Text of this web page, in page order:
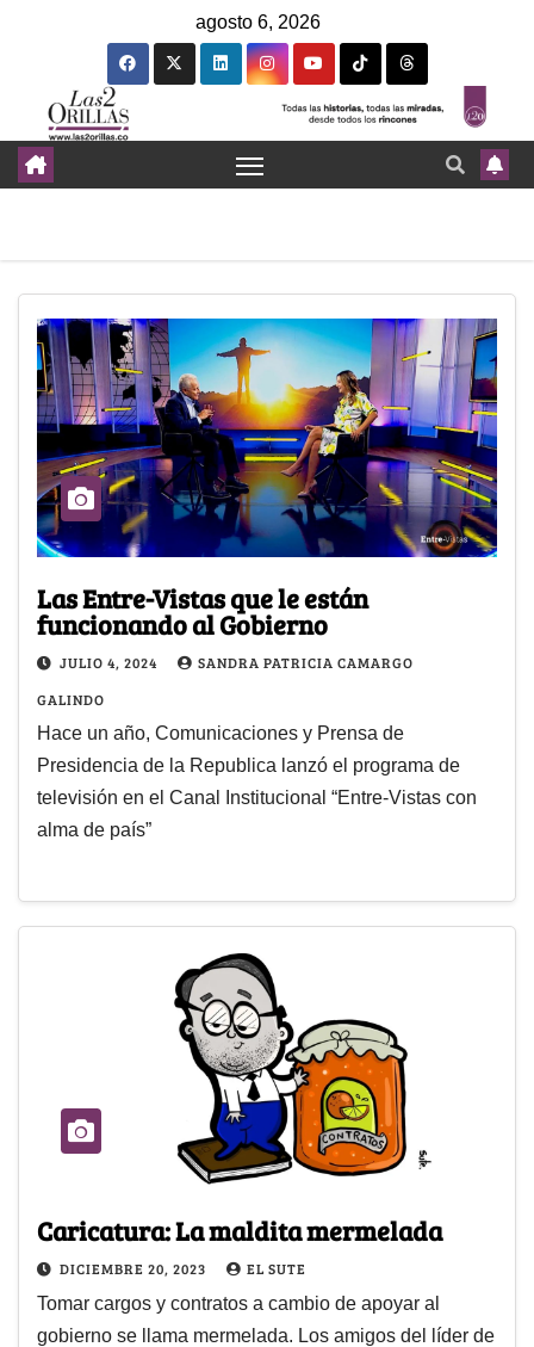
agosto 6, 2026
Las Entre-Vistas que le están
funcionando al Gobierno
JULIO 4, 2024
SANDRA PATRICIA CAMARGO
GALINDO
Hace un año, Comunicaciones y Prensa de
Presidencia de la Republica lanzó el programa de
televisión en el Canal Institucional “Entre-Vistas con
alma de país”
Caricatura: La maldita mermelada
DICIEMBRE 20, 2023 EL SUTE
Tomar cargos y contratos a cambio de apoyar al
gobierno se llama mermelada. Los amigos del líder de